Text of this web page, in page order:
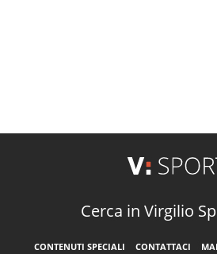
Cerca in Virgilio
CONTENUTI SPECIALI CONTATTACI